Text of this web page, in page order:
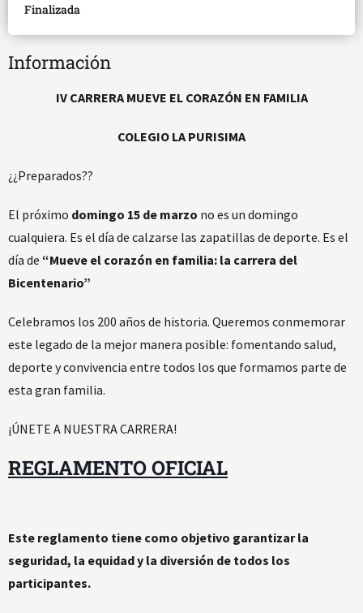
Finalizada
Información
IV CARRERA MUEVE EL CORAZÓN EN FAMILIA
COLEGIO LA PURISIMA
¿¿Preparados??
El próximo domingo 15 de marzo no es un domingo
cualquiera. Es el día de calzarse las zapatillas de deporte. Es el
día de “Mueve el corazón en familia: la carrera del
Bicentenario”
Celebramos los 200 años de historia. Queremos conmemorar
este legado de la mejor manera posible: fomentando salud,
deporte y convivencia entre todos los que formamos parte de
esta gran familia.
¡ÚNETE A NUESTRA CARRERA!
REGLAMENTO OFICIAL
Este reglamento tiene como objetivo garantizar la
seguridad, la equidad y la diversión de todos los
participantes.